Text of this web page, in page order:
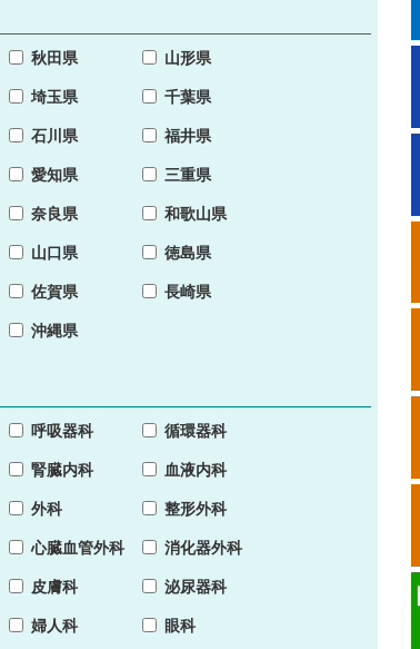
秋田県
山形県
埼玉県
千葉県
石川県
福井県
愛知県
三重県
奈良県
和歌山県
山口県
徳島県
佐賀県
長崎県
沖縄県
呼吸器科
循環器科
腎臓内科
血液内科
外科
整形外科
心臓血管外科
消化器外科
皮膚科
泌尿器科
婦人科
眼科